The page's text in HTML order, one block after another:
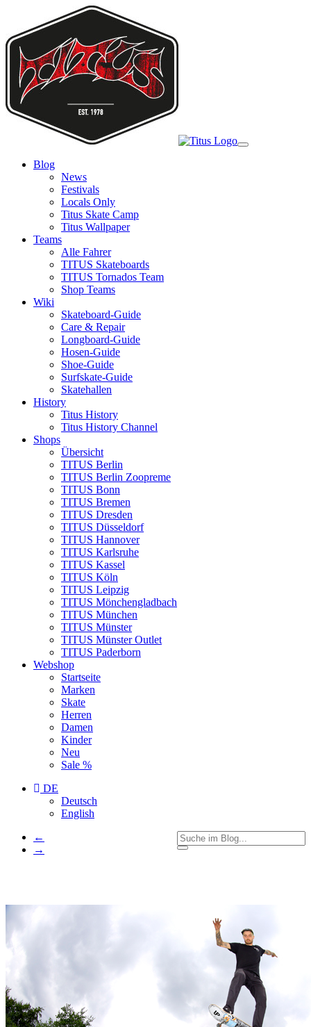
main
content
Toggle
Blog
News
Festivals
Locals Only
Titus Skate Camp
Titus Wallpaper
Teams
Alle Fahrer
TITUS Skateboards
TITUS Tornados Team
Shop Teams
Wiki
Skateboard-Guide
Care & Repair
Longboard-Guide
Hosen-Guide
Shoe-Guide
Surfskate-Guide
Skatehallen
History
Titus History
Titus History Channel
Shops
Übersicht
TITUS Berlin
TITUS Berlin Zoopreme
TITUS Bonn
TITUS Bremen
TITUS Dresden
TITUS Düsseldorf
TITUS Hannover
TITUS Karlsruhe
TITUS Kassel
TITUS Köln
TITUS Leipzig
TITUS Mönchengladbach
TITUS München
TITUS Münster
TITUS Münster Outlet
TITUS Paderborn
Webshop
Startseite
Marken
Skate
Herren
Damen
Kinder
Neu
Sale %
DE
Deutsch
English
←
→